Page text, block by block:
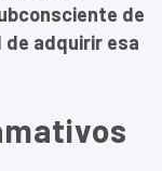
de
de adquirir esa